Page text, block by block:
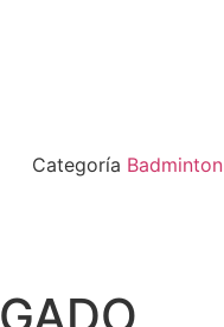
Categoría Badminton